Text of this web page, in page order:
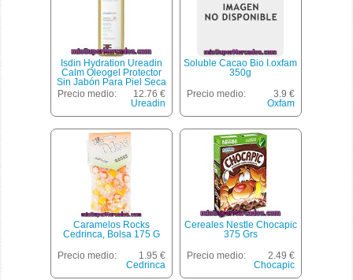
Isdin Hydration Ureadin
Calm Oleogel Protector
Sin Jabón Para Piel Seca
Frasco 400 Ml
Precio medio:
12.76 €
Ureadin
Soluble Cacao Bio I.oxfam
350g
Precio medio:
3.9 €
Oxfam
Caramelos Rocks
Cedrinca, Bolsa 175 G
Precio medio:
1.95 €
Cedrinca
Cereales Nestle Chocapic
375 Grs
Precio medio:
2.49 €
Chocapic